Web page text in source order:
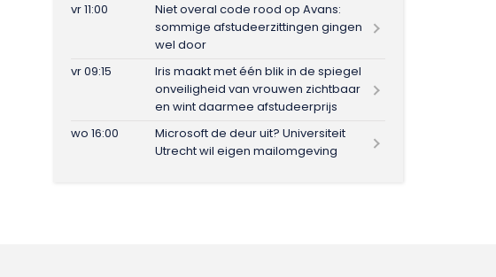
vr 11:00
Niet overal code rood op Avans:
sommige afstudeerzittingen gingen
wel door
vr 09:15
Iris maakt met één blik in de spiegel
onveiligheid van vrouwen zichtbaar
en wint daarmee afstudeerprijs
wo 16:00
Microsoft de deur uit? Universiteit
Utrecht wil eigen mailomgeving